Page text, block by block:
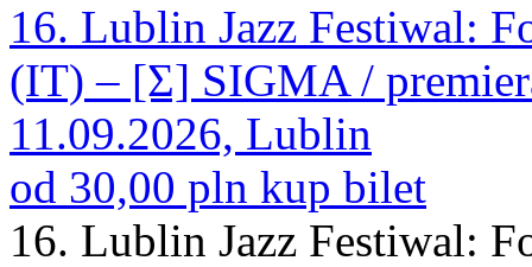
16. Lublin Jazz Festiwal:
(IT) – [Σ] SIGMA /
11.09.2026, Lublin
od 30,00 pln kup bilet
16. Lublin Jazz Festiwal: